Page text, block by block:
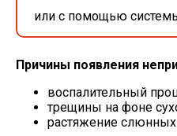
или с помощью
Причины появления
воспалительный
трещины на фоне
растяжение